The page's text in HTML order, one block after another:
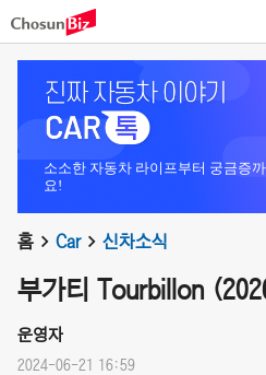
소소한 자동차 라이프부터 궁금증
요!
홈 Car 신차소식
부가티 Tourbillon
운영자
2024-06-21 16:59